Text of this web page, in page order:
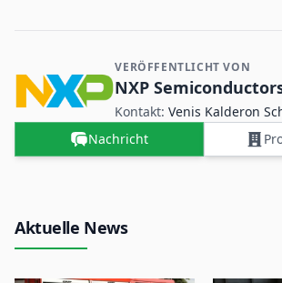
Kontakt- und Firmeninformationen
VERÖFFENTLICHT VON
NXP
Kontakt:Venis Kalderon
Nachricht
Aktuelle News